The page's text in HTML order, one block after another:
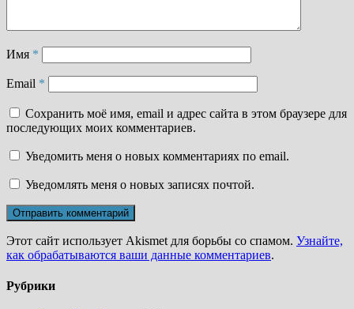
Имя *
Email *
Сохранить моё имя, email и адрес сайта в этом браузере для
последующих моих комментариев.
Уведомить меня о новых комментариях по email.
Уведомлять меня о новых записях почтой.
Этот сайт использует Akismet для борьбы со спамом. Узнайте,
как обрабатываются ваши данные комментариев.
Рубрики